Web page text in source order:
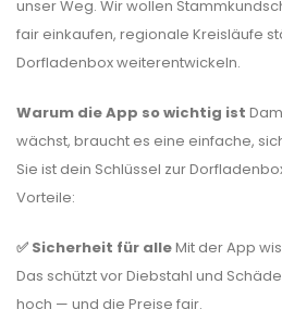
unser Weg. Wir wollen
fair einkaufen, regionale Kreisläufe
Dorfladenbox weiterentwickeln.
Warum die App so wichtig ist
wächst, braucht es eine einfache,
Sie ist dein Schlüssel zur
Vorteile:
✅ Sicherheit für alleMit der App
Das schützt vor Diebstahl und
hoch — und die Preise fair.